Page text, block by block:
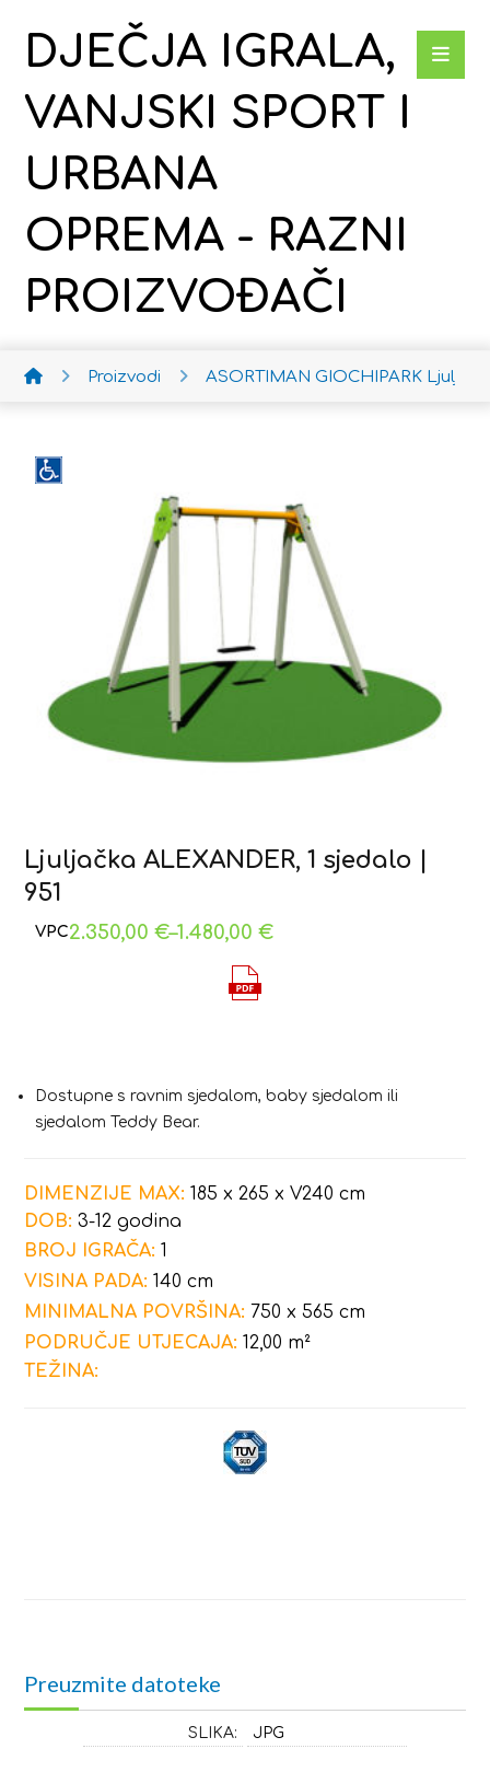
DJEČJA IGRALA,
VANJSKI SPORT I
URBANA
OPREMA - RAZNI
PROIZVOĐAČI
Proizvodi ASORTIMAN GIOCHIPARK
Ljuljačka ALEXANDER, 1 sjedalo |
951
1.480,00€
–
2.350,00€
Dostupne s ravnim sjedalom, baby sjedalom ili
sjedalom Teddy Bear.
DIMENZIJE MAX: 185 x 265 x V240 cm
DOB: 3-12 godina
BROJ IGRAČA: 1
VISINA PADA: 140 cm
MINIMALNA POVRŠINA: 750 x 565 cm
PODRUČJE UTJECAJA: 12,00 m²
TEŽINA:
Preuzmite datoteke
SLIKA: JPG